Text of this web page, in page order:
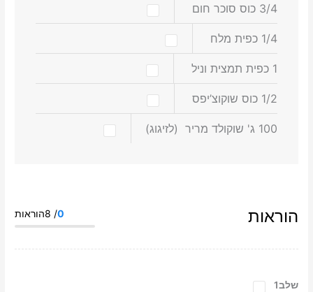
3/4 כוס סוכר חום
1/4 כפית מלח
1 כפית תמצית וניל
1/2 כוס שוקוצ’יפס
100 ג' שוקולד מריר (לזיגוג)
הוראות 0/ 8הוראות
שלב1